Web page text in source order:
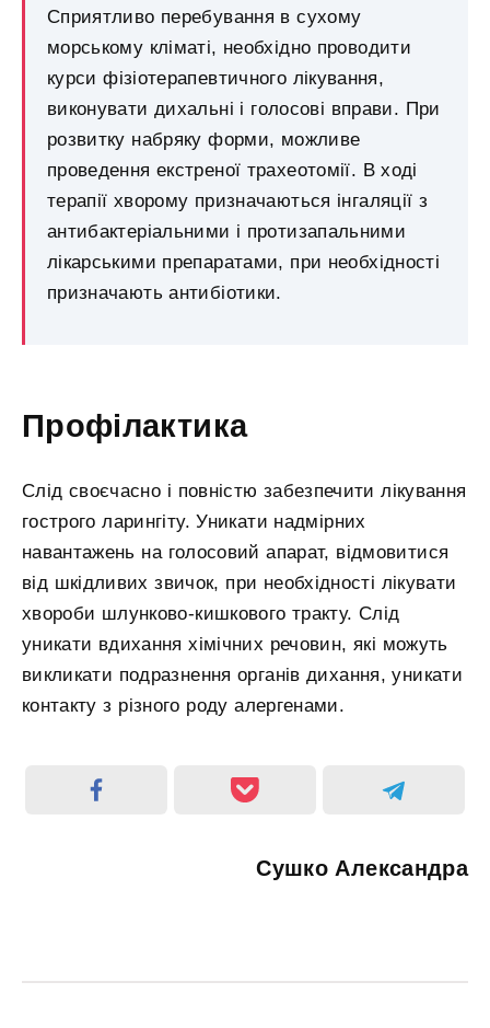
Сприятливо перебування в сухому
морському кліматі, необхідно проводити
курси фізіотерапевтичного лікування,
виконувати дихальні і голосові вправи. При
розвитку набряку форми, можливе
проведення екстреної трахеотомії. В ході
терапії хворому призначаються інгаляції з
антибактеріальними і протизапальними
лікарськими препаратами, при необхідності
призначають антибіотики.
Профілактика
Слід своєчасно і повністю забезпечити лікування
гострого ларингіту. Уникати надмірних
навантажень на голосовий апарат, відмовитися
від шкідливих звичок, при необхідності лікувати
хвороби шлунково-кишкового тракту. Слід
уникати вдихання хімічних речовин, які можуть
викликати подразнення органів дихання, уникати
контакту з різного роду алергенами.
Сушко Александра